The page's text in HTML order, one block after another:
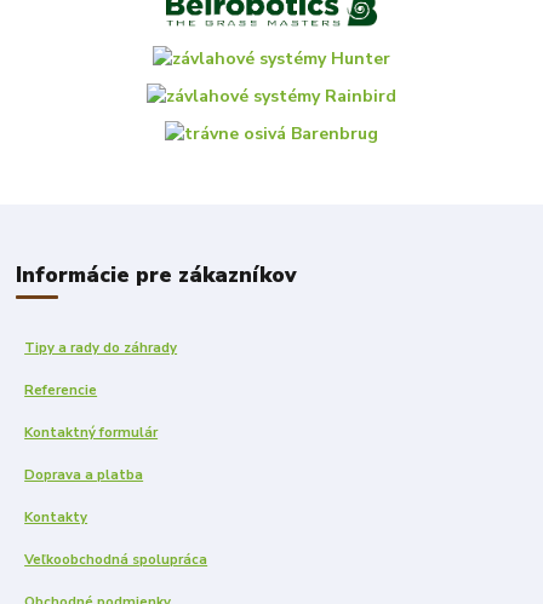
Informácie pre zákazníkov
Tipy a rady do záhrady
Referencie
Kontaktný formulár
Doprava a platba
Kontakty
Veľkoobchodná spolupráca